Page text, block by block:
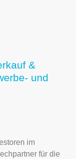
&
und
im
für die